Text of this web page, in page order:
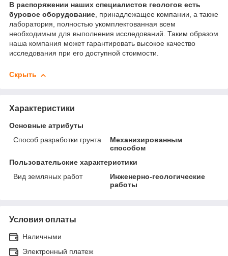
В распоряжении наших специалистов геологов есть
буровое оборудование, принадлежащее компании, а также
лаборатория, полностью укомплектованная всем
необходимым для выполнения исследований. Таким образом
наша компания может гарантировать высокое качество
исследования при его доступной стоимости.
Скрыть
Характеристики
Основные атрибуты
Способ разработки грунта
Механизированным
способом
Пользовательские характеристики
Вид земляных работ
Инженерно-геологические
работы
Условия оплаты
Наличными
Электронный платеж